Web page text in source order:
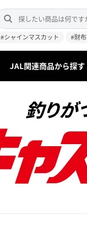
#シャインマスカット #財布
JAL関連商品から探す